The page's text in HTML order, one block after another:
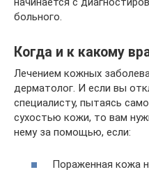
больного.
Когда и к какому
Лечением кожных
дерматолог. И если вы
специалисту, пытаясь
сухостью кожи, то вам
нему за помощью, если:
Пораженная кожа